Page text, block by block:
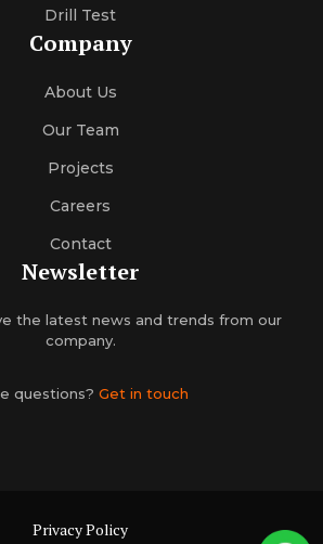
Drill Test
Company
About Us
Our Team
Projects
Careers
Contact
Newsletter
the latest news and trends from our
company.
questions? Get in touch
Privacy Policy